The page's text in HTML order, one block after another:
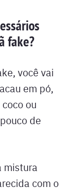
fake?
você vai
em pó,
ou
de
mistura
com o